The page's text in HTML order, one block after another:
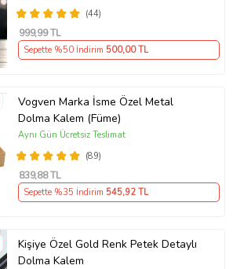
(44)
999,99 TL
Sepette %50 İndirim 500,00 TL
Vogven Marka İsme Özel Metal
Dolma Kalem (Füme)
(89)
Aynı Gün Ücretsiz Teslimat
839,88 TL
Sepette %35 İndirim 545,92 TL
Kişiye Özel Gold Renk Petek Detaylı
Dolma Kalem